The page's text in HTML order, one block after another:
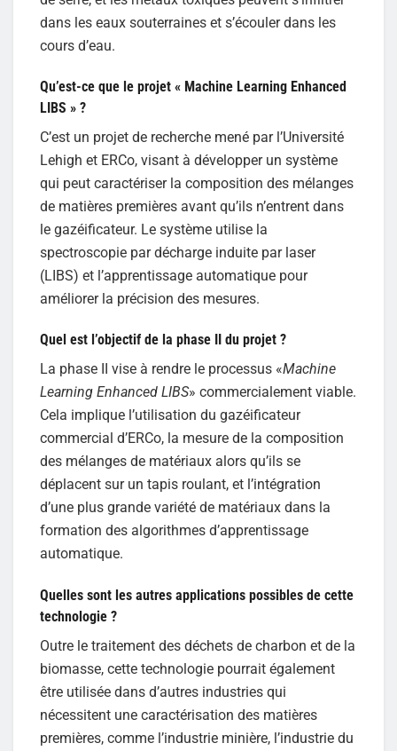
dans les eaux souterraines et s’écouler dans les
cours d’eau.
Qu’est-ce que le projet « Machine Learning Enhanced
LIBS » ?
C’est un projet de recherche mené par l’Université
Lehigh et ERCo, visant à développer un système
qui peut caractériser la composition des mélanges
de matières premières avant qu’ils n’entrent dans
le gazéificateur. Le système utilise la
spectroscopie par décharge induite par laser
(LIBS) et l’apprentissage automatique pour
améliorer la précision des mesures.
Quel est l’objectif de la phase II du projet ?
La phase II vise à rendre le processus «Machine
Learning Enhanced LIBS» commercialement viable.
Cela implique l’utilisation du gazéificateur
commercial d’ERCo, la mesure de la composition
des mélanges de matériaux alors qu’ils se
déplacent sur un tapis roulant, et l’intégration
d’une plus grande variété de matériaux dans la
formation des algorithmes d’apprentissage
automatique.
Quelles sont les autres applications possibles de cette
technologie ?
Outre le traitement des déchets de charbon et de la
biomasse, cette technologie pourrait également
être utilisée dans d’autres industries qui
nécessitent une caractérisation des matières
premières, comme l’industrie minière, l’industrie du